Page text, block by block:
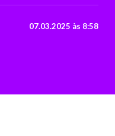
07.03.2025 às 8:58